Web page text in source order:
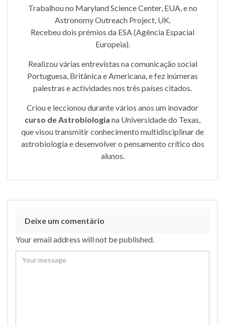
Trabalhou no Maryland Science Center, EUA, e no
Astronomy Outreach Project, UK.
Recebeu dois prémios da ESA (Agência Espacial
Europeia).
Realizou várias entrevistas na comunicação social
Portuguesa, Britânica e Americana, e fez inúmeras
palestras e actividades nos três países citados.
Criou e leccionou durante vários anos um inovador
curso de Astrobiologia na Universidade do Texas,
que visou transmitir conhecimento multidisciplinar de
astrobiologia e desenvolver o pensamento crítico dos
alunos.
Deixe um comentário
Your email address will not be published.